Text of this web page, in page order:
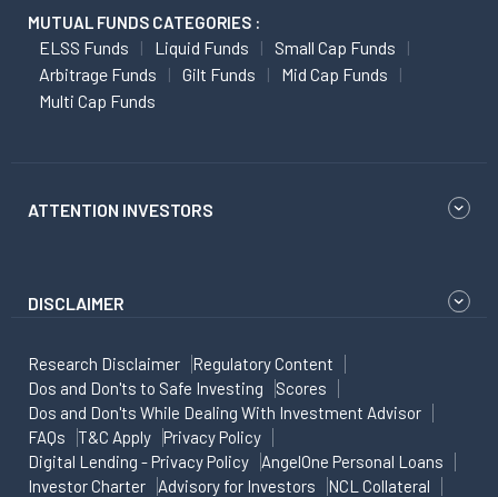
MUTUAL FUNDS CATEGORIES :
ELSS Funds Liquid Funds
Small Cap Funds
Arbitrage Funds
Gilt Funds
Mid Cap Funds
Multi Cap Funds
ATTENTION INVESTORS
DISCLAIMER
Research Disclaimer
Regulatory Content
Dos and Don'ts to Safe Investing
Scores
Dos and Don'ts While Dealing With Investment Advisor
FAQs
T&C Apply
Privacy Policy
Digital Lending - Privacy Policy
AngelOne Personal Loans
Investor Charter
Advisory for Investors NCL Collateral